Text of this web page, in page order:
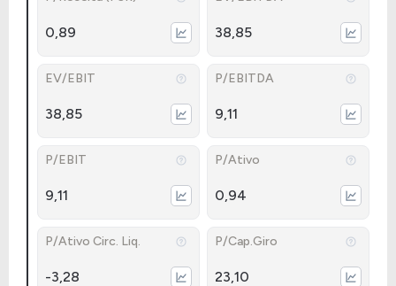
0,89 38,85
EV/EBIT
38,85
P/EBITDA
9,11
P/EBIT
9,11
P/Ativo
0,94
P/Ativo Circ. Liq.
-3,28
P/Cap.Giro
23,10